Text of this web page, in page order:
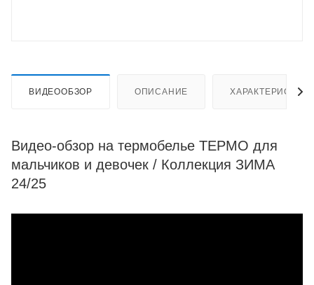
ВИДЕООБЗОР ОПИСАНИЕ
Видео-обзор на термобелье ТЕРМО для
мальчиков и девочек / Коллекция ЗИМА
24/25